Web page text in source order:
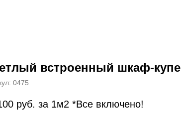
встроенный шкаф-купе
0475
руб. за 1м2 *Все включено!